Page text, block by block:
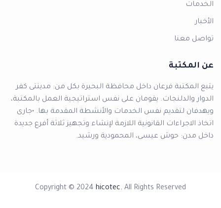
الخدمات
الأخبار
تواصل معنا
عن المكتبة
يتبع المكتبة فرعان داخل محافظة البحيرة بكل من: مدينتى كفر
الدوار والدلنجات. يقومان على نفس استراتيجية العمل بالمكتبة،
ويهدفان لتقديم نفس الخدمات والأنشطة المقدمة بها. •جارى
اتخاذ الاجراءات القانونية اللازمة لإنشاء وتجهيز ثلاثة أفرع جديدة
داخل مدن: حوش عيسى، المحمودية ورشيد.
Copyright © 2024 hicotec. All Rights Reserved